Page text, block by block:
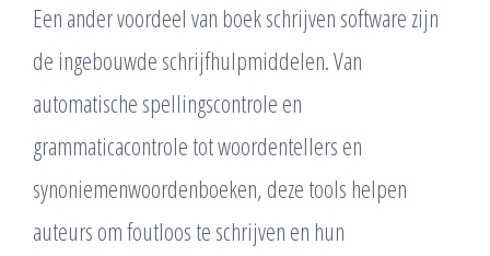
Een ander voordeel van boek schrijven software zijn
de ingebouwde schrijfhulpmiddelen. Van
automatische spellingscontrole en
grammaticacontrole tot woordentellers en
synoniemenwoordenboeken, deze tools helpen
auteurs om foutloos te schrijven en hun